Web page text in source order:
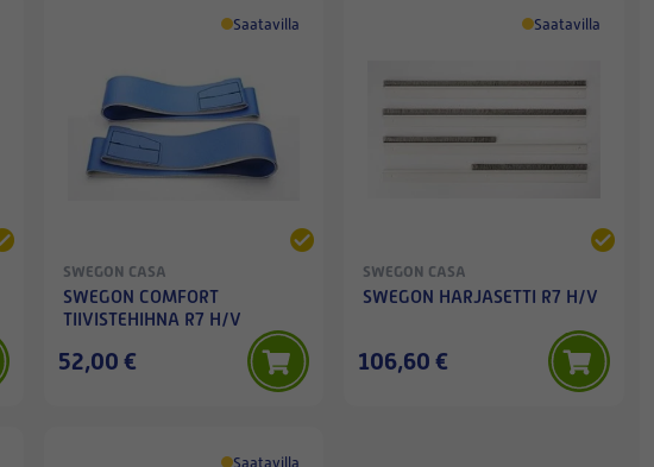
Saatavilla
SWEGON CASA
SWEGON COMFORT
TIIVISTEHIHNA R7 H/V
52,00 €
Saatavilla
SWEGON CASA
SWEGON HARJASETTI R7 H/V
106,60 €
Saatavilla